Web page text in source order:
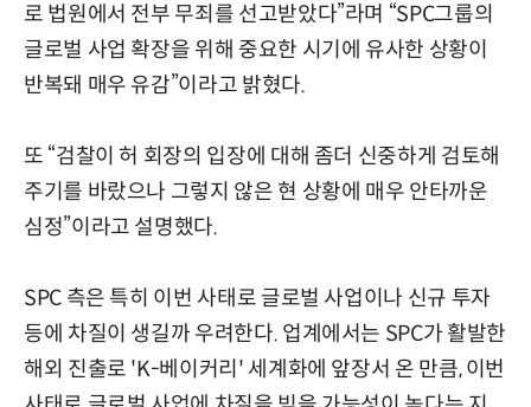
로 법원에서 전부 무죄를 선고받았다”라며 “SPC그룹의
글로벌 사업 확장을 위해 중요한 시기에 유사한 상황이
반복돼 매우 유감”이라고 밝혔다.
또 “검찰이 허 회장의 입장에 대해 좀더 신중하게 검토해
주기를 바랐으나 그렇지 않은 현 상황에 매우 안타까운
심정”이라고 설명했다.
SPC 측은 특히 이번 사태로 글로벌 사업이나 신규 투자
등에 차질이 생길까 우려한다. 업계에서는 SPC가 활발한
해외 진출로 'K-베이커리' 세계화에 앞장서 온 만큼, 이번